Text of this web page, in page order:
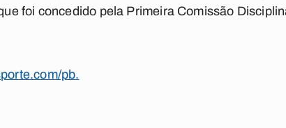
foi concedido pela Primeira Comissão
pb.